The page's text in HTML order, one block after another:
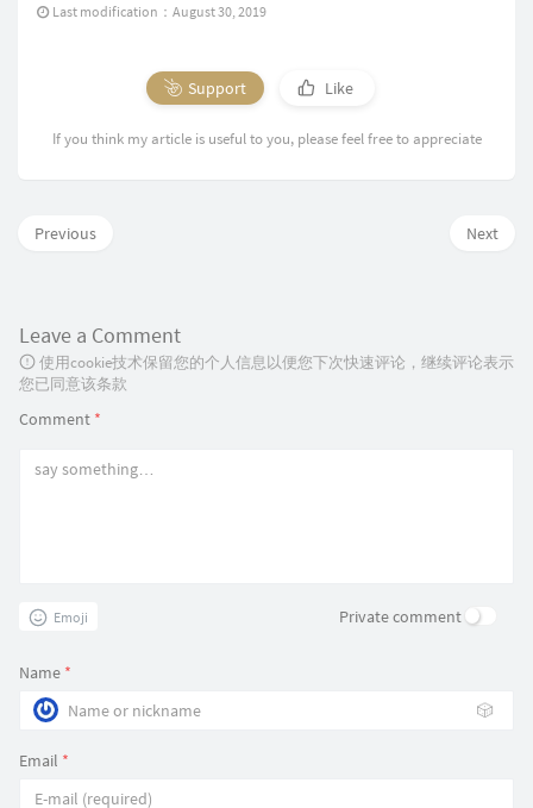
Last modification：August 30, 2019
Support Like
If you think my article is useful to you, please feel free to appreciate
Next
Previous
Leave a Comment
使用cookie技术保留您的个人信息以便您下次快速评论，继续评论表示
您已同意该条款
Comment *
Emoji Private comment
Name *
🎲
Email *